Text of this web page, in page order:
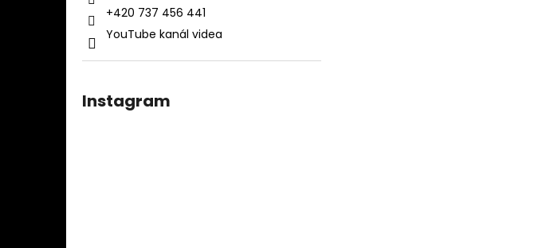
+420 737 456 441
YouTube kanál videa
Instagram